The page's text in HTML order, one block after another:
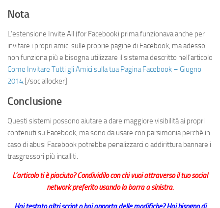
Nota
L’estensione Invite All (for Facebook) prima funzionava anche per
invitare i propri amici sulle proprie pagine di Facebook, ma adesso
non funziona più e bisogna utilizzare il sistema descritto nell’articolo
Come Invitare Tutti gli Amici sulla tua Pagina Facebook – Giugno
2014.[/sociallocker]
Conclusione
Questi sistemi possono aiutare a dare maggiore visibilità ai propri
contenuti su Facebook, ma sono da usare con parsimonia perché in
caso di abusi Facebook potrebbe penalizzarci o addirittura bannare i
trasgressori più incalliti.
L’articolo ti è piaciuto? Condividilo con chi vuoi attraverso il tuo social
network preferito usando la barra a sinistra.